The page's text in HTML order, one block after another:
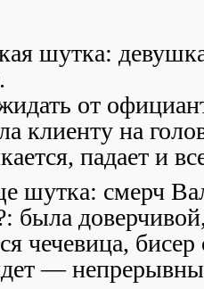
шутка:
от
клиенту на
падает и
шутка: смерч
была
чечевица,
—